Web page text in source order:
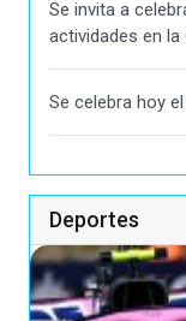
Se invita a
actividades en
Se celebra hoy
Deportes